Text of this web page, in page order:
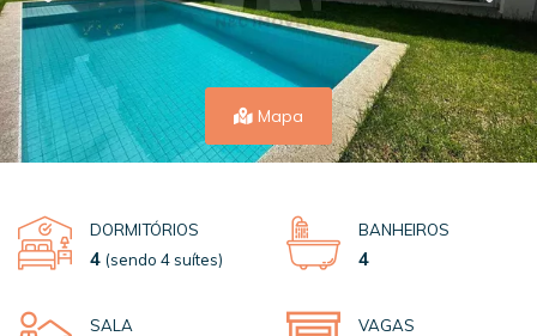
Mapa
DORMITÓRIOS
4 (sendo 4 suítes)
BANHEIROS
4
SALA VAGAS